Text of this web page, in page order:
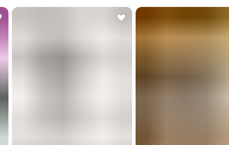
Eletronics